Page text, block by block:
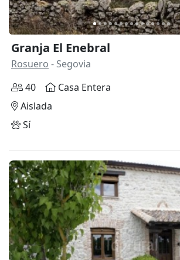
Granja El Enebral
Rosuero - Segovia
40
Casa Entera
Aislada
Sí